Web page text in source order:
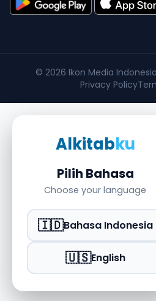
© 2026 Ikon Media Indonesia
Privacy Policy
Alkitabku
Pilih Bahasa
Choose your language
🇮🇩Bahasa Indonesia
🇺🇸English